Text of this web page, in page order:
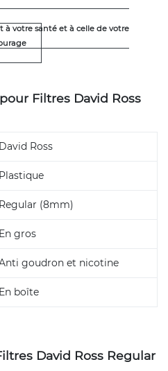
votre santé et à celle de votre
Filtres David Ross
David Ross
Plastique
Regular (8mm)
En gros
goudron et nicotine
En boîte
David Ross Regular